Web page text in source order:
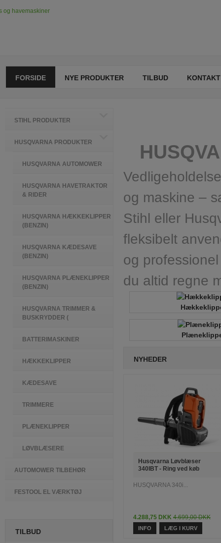
FORSIDE NYE PRODUKTER TILBUD KONTAKT
og maskine –
Stihl eller
fleksibelt
og
du altid regne
NYHEDER
Husqvarna Løvblæser
340IBT - Ring ved køb
HUSQVARNA 340i...
4.288,75 DKK 4.699,00 DKK
INFO LÆG I KURV
STIHL PRODUKTER
HUSQVARNA PRODUKTER
HUSQVARNA AUTOMOWER
HUSQVARNA HAVETRAKTOR
& RIDER
HUSQVARNA HÆKKEKLIPPER
(BENZIN)
HUSQVARNA KÆDESAVE
(BENZIN)
HUSQVARNA PLÆNEKLIPPER
(BENZIN)
HUSQVARNA TRIMMER &
BUSKRYDDER (
BATTERIMASKINER
HÆKKEKLIPPER
KÆDESAVE
TRIMMERE
PLÆNEKLIPPER
LØVBLÆSERE
AUTOMOWER TILBEHØR
FESTOOL EL VÆRKTØJ
TILBUD